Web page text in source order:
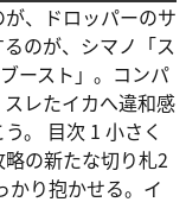
、ドロッパーのサ
のが、シマノ「ス
ースト」。コンパ
レたイカへ違和感
。 目次 1 小さく
の新たな切り札2
かり抱かせる。イ